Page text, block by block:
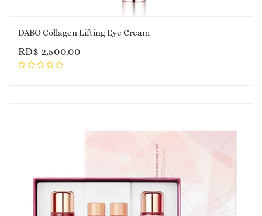
DABO Collagen Lifting Eye Cream
RD$ 2,500.00